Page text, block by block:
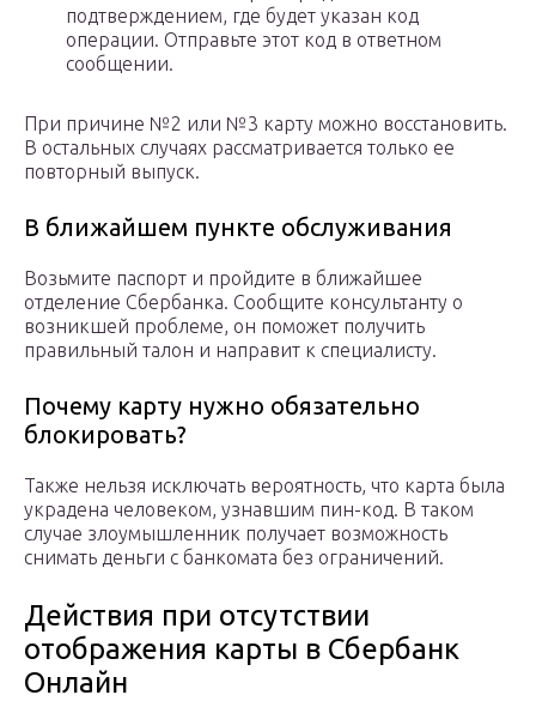
подтверждением, где будет указан код
операции. Отправьте этот код в ответном
сообщении.
При причине №2 или №3 карту можно восстановить.
В остальных случаях рассматривается только ее
повторный выпуск.
В ближайшем пункте обслуживания
Возьмите паспорт и пройдите в ближайшее
отделение Сбербанка. Сообщите консультанту о
возникшей проблеме, он поможет получить
правильный талон и направит к специалисту.
Почему карту нужно обязательно
блокировать?
Также нельзя исключать вероятность, что карта была
украдена человеком, узнавшим пин-код. В таком
случае злоумышленник получает возможность
снимать деньги с банкомата без ограничений.
Действия при отсутствии
отображения карты в Сбербанк
Онлайн